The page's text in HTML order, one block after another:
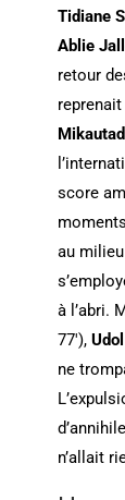
Tidiane
Ablie
retour
score
au
à l’abri.
77′), Udol
ne
n’allait